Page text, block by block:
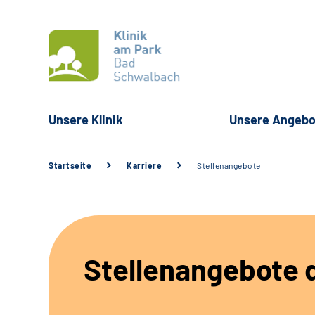
Unsere Klinik Unsere
Startseite Karriere Stellenangebote
Stellenangebote